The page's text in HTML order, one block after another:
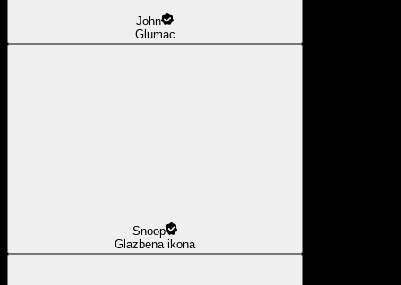
John
Glumac
Snoop
Glazbena ikona